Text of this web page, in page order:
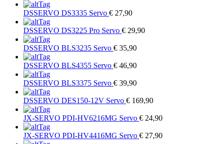
DSSERVO DS3335 Servo € 27,90
DSSERVO DS3225 Pro Servo € 29,90
DSSERVO BLS3235 Servo € 35,90
DSSERVO BLS4355 Servo € 46,90
DSSERVO BLS3375 Servo € 39,90
DSSERVO DES150-12V Servo € 169,90
JX-SERVO PDI-HV6216MG Servo € 24,90
JX-SERVO PDI-HV4416MG Servo € 27,90